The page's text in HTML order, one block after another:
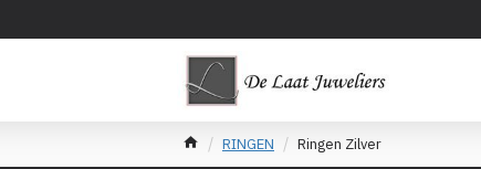
RINGEN Ringen Zilver